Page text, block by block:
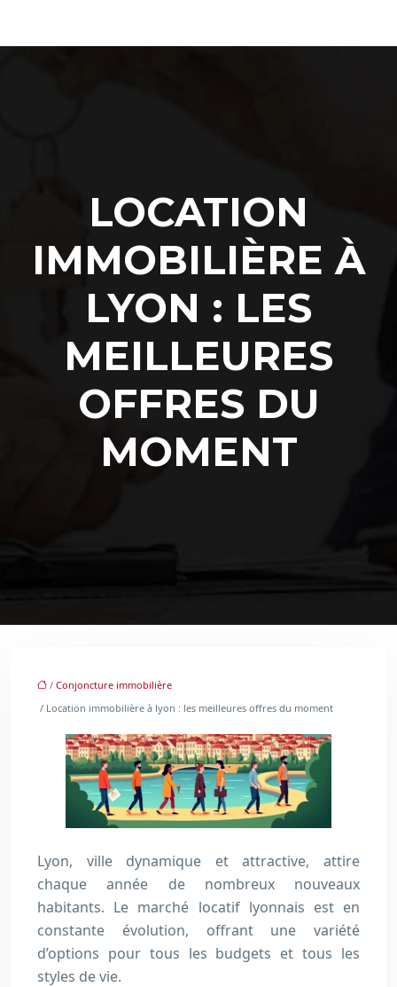
LOCATION
IMMOBILIÈRE À
LYON : LES
MEILLEURES
OFFRES DU
MOMENT
/ Conjoncture immobilière
/ Location immobilière à lyon : les meilleures offres du moment
Lyon, ville dynamique et attractive, attire
chaque année de nombreux nouveaux
habitants. Le marché locatif lyonnais est en
constante évolution, offrant une variété
d’options pour tous les budgets et tous les
styles de vie.